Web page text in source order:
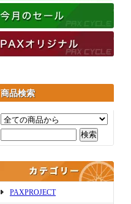
商品検索
PAXPROJECT